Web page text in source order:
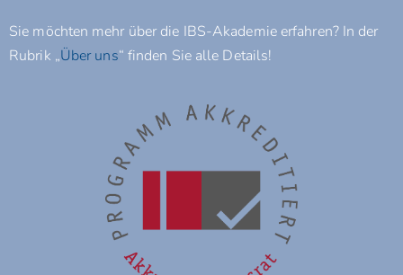
Sie möchten mehr über die IBS-Akademie erfahren? In der
Rubrik „Über uns“ finden Sie alle Details!